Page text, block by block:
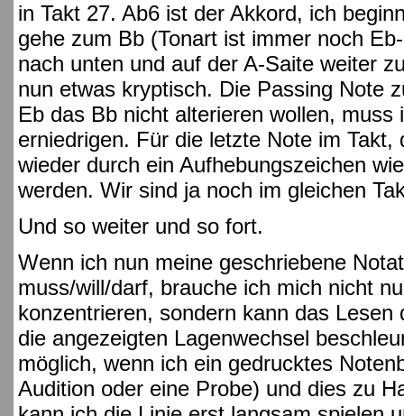
in Takt 27. Ab6 ist der Akkord, ich
gehe zum Bb (Tonart ist immer noch
nach unten und auf der A-Saite weiter
nun etwas kryptisch. Die Passing Note
Eb das Bb nicht alterieren wollen,
erniedrigen. Für die letzte Note im
wieder durch ein Aufhebungszeichen
werden. Wir sind ja noch im gleichen
Und so weiter und so fort.
Wenn ich nun meine geschriebene
muss/will/darf, brauche ich mich nicht
konzentrieren, sondern kann das
die angezeigten Lagenwechsel
möglich, wenn ich ein gedrucktes
Audition oder eine Probe) und dies zu